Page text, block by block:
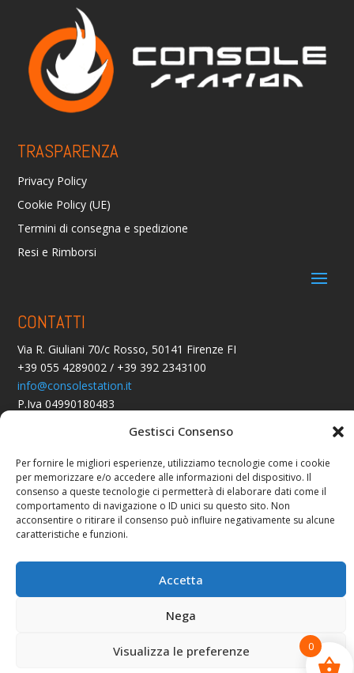
Gestisci Consenso
Per fornire le migliori esperienze, utilizziamo tecnologie come i cookie
per memorizzare e/o accedere alle informazioni del dispositivo. Il
consenso a queste tecnologie ci permetterà di elaborare dati come il
comportamento di navigazione o ID unici su questo sito. Non
acconsentire o ritirare il consenso può influire negativamente su alcune
caratteristiche e funzioni.
Accetta
Nega
Visualizza le preferenze
TRASPARENZA
Privacy Policy
Cookie Policy (UE)
Termini di consegna e spedizione
Resi e Rimborsi
CONTATTI
Via R. Giuliani 70/c Rosso, 50141 Firenze FI
+39 055 4289002 / +39 392 2343100
info@consolestation.it
P.Iva 04990180483
0